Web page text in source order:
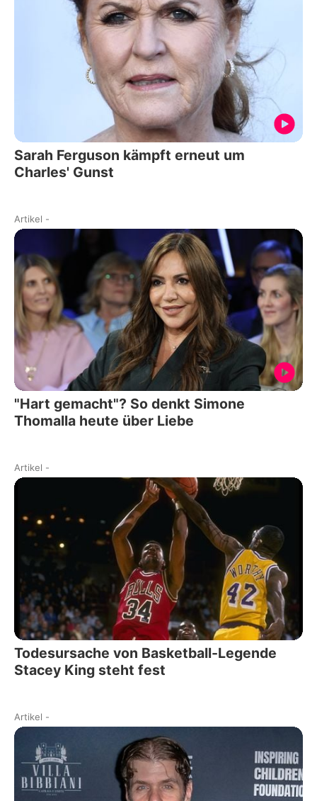
Sarah Ferguson kämpft erneut um
Charles' Gunst
Artikel -
"Hart gemacht"? So denkt Simone
Thomalla heute über Liebe
Artikel -
Todesursache von Basketball-Legende
Stacey King steht fest
Artikel -